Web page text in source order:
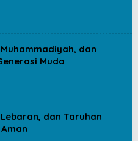
dan
Muda
dan Taruhan